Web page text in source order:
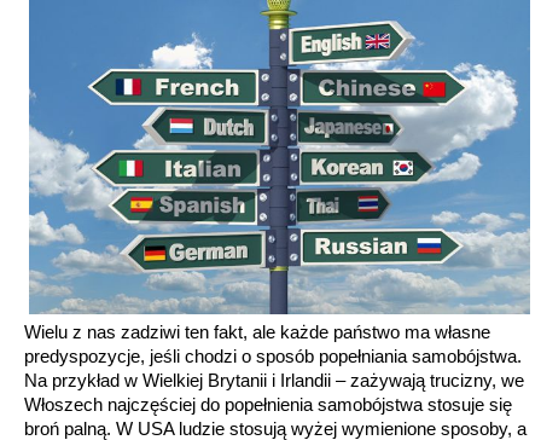
Wielu z nas zadziwi ten fakt, ale każde państwo ma własne
predyspozycje, jeśli chodzi o sposób popełniania samobójstwa.
Na przykład w Wielkiej Brytanii i Irlandii – zażywają trucizny, we
Włoszech najczęściej do popełnienia samobójstwa stosuje się
broń palną. W USA ludzie stosują wyżej wymienione sposoby, a